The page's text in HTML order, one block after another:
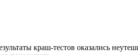
краш-тестов оказались